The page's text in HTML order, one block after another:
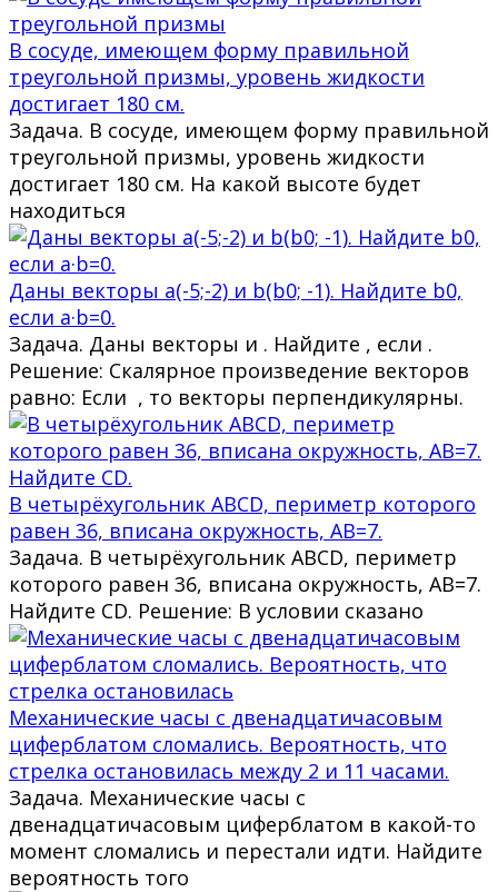
В сосуде, имеющем форму правильной
треугольной призмы, уровень жидкости
достигает 180 см.
Задача. В сосуде, имеющем форму правильной
треугольной призмы, уровень жидкости
достигает 180 см. На какой высоте будет
находиться
Даны векторы a(-5;-2) и b(b0; -1). Найдите b0,
если a·b=0.
Задача. Даны векторы и . Найдите , если .
Решение: Скалярное произведение векторов
равно: Если , то векторы перпендикулярны.
В четырёхугольник ABCD, периметр которого
равен 36, вписана окружность, AB=7.
Задача. В четырёхугольник ABCD, периметр
которого равен 36, вписана окружность, AB=7.
Найдите CD. Решение: В условии сказано
Механические часы с двенадцатичасовым
циферблатом сломались. Вероятность, что
стрелка остановилась между 2 и 11 часами.
Задача. Механические часы с
двенадцатичасовым циферблатом в какой-то
момент сломались и перестали идти. Найдите
вероятность того